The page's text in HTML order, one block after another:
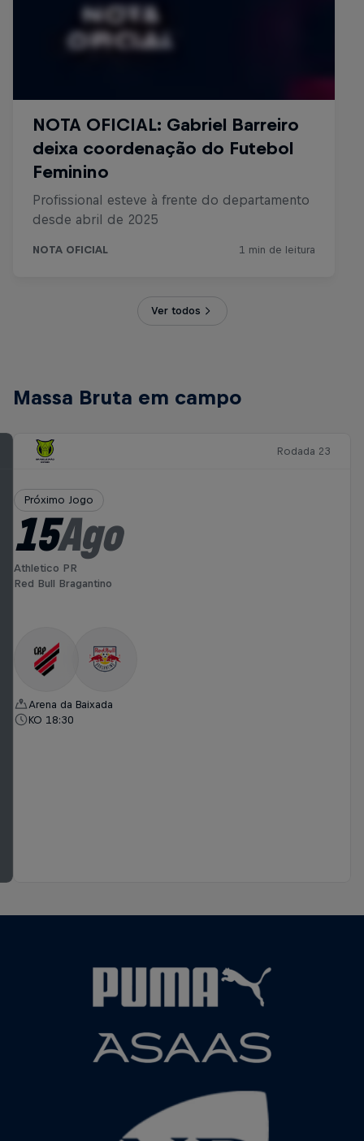
Ver todos
Massa Bruta em campo
Rodada 23
Próximo Jogo
15Ago
Athletico PR
Red Bull Bragantino
Arena da Baixada
KO 18:30